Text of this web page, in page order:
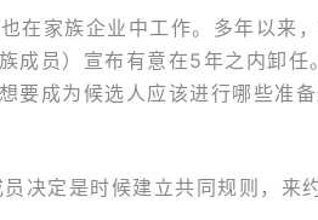
在家族企业中工作。多年以来
成员）宣布有意在5年之内卸任
要成为候选人应该进行哪些准
决定是时候建立共同规则，来